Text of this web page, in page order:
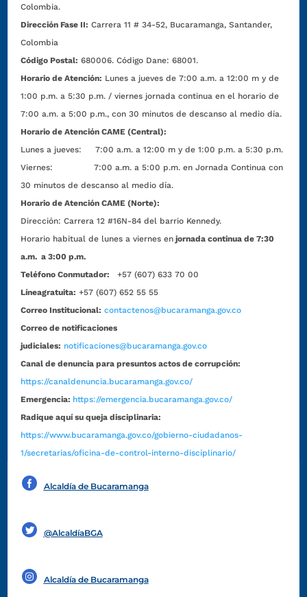
Colombia.
Dirección Fase II: Carrera 11 # 34-52, Bucaramanga, Santander,
Colombia
Código Postal: 680006. Código Dane: 68001.
Horario de Atención: Lunes a jueves de 7:00 a.m. a 12:00 m y de
1:00 p.m. a 5:30 p.m. / viernes jornada continua en el horario de
7:00 a.m. a 5:00 p.m., con 30 minutos de descanso al medio día.
Horario de Atención CAME (Central):
Lunes a jueves: 7:00 a.m. a 12:00 m y de 1:00 p.m. a 5:30 p.m.
Viernes: 7:00 a.m. a 5:00 p.m. en Jornada Continua con
30 minutos de descanso al medio día.
Horario de Atención CAME (Norte):
Dirección:Carrera 12 #16N-84 del barrio Kennedy.
Horario habitual de lunes a viernes en jornada continua de 7:30
a.m. a 3:00 p.m.
Teléfono Conmutador:
+57 (607) 633 70 00
Líneagratuita: +57 (607) 652 55 55
Correo Institucional: contactenos@bucaramanga.gov.co
Correo de notificaciones
judiciales: notificaciones@bucaramanga.gov.co
Canal de denuncia para presuntos actos de corrupción:
https://canaldenuncia.bucaramanga.gov.co/
Emergencia: https://emergencia.bucaramanga.gov.co/
Radique aquí su queja disciplinaria:
https://www.bucaramanga.gov.co/gobierno-ciudadanos-
1/secretarias/oficina-de-control-interno-disciplinario/
Alcaldía de Bucaramanga
@AlcaldíaBGA
Alcaldía de Bucaramanga